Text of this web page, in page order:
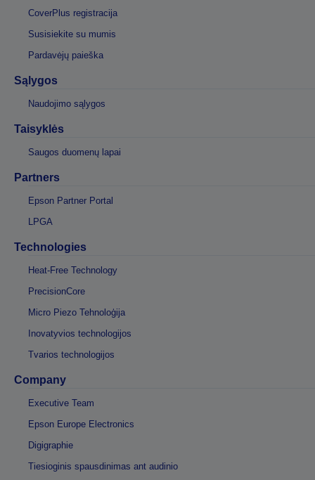
CoverPlus registracija
Susisiekite su mumis
Pardavėjų paieška
Sąlygos
Naudojimo sąlygos
Taisyklės
Saugos duomenų lapai
Partners
Epson Partner Portal
LPGA
Technologies
Heat-Free Technology
PrecisionCore
Micro Piezo Tehnoloģija
Inovatyvios technologijos
Tvarios technologijos
Company
Executive Team
Epson Europe Electronics
Digigraphie
Tiesioginis spausdinimas ant audinio